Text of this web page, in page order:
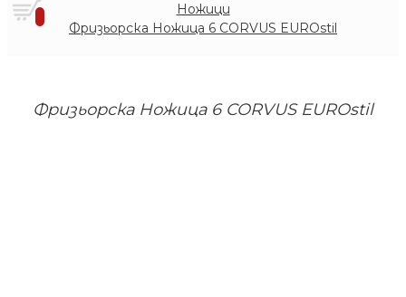
0
Ножици
Фризьорска Ножица 6 CORVUS EUROstil
Фризьорска Ножица 6 CORVUS EUROstil